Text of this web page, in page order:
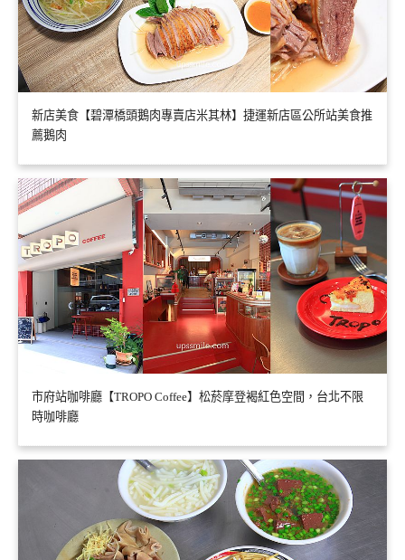
新店美食【碧潭橋頭鵝肉專賣店米其林】捷運新店區公所站美食推
薦鵝肉
市府站咖啡廳【TROPO Coffee】松菸摩登褐紅色空間，台北不限
時咖啡廳